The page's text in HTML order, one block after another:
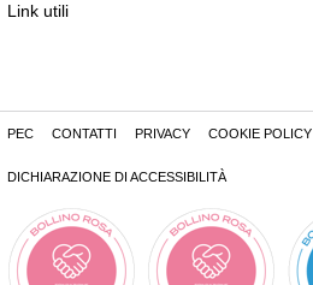
Link utili
PEC CONTATTI PRIVACY COOKIE POLICY
DICHIARAZIONE DI ACCESSIBILITÀ